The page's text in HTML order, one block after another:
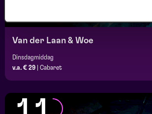
Van der Laan & Woe
Dinsdagmiddag
v.a. € 29
Cabaret